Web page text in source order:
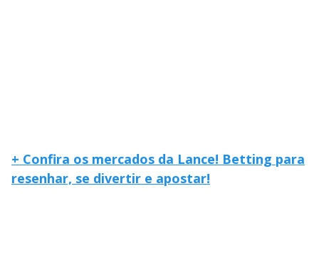
+ Confira os mercados da Lance! Betting para
resenhar, se divertir e apostar!